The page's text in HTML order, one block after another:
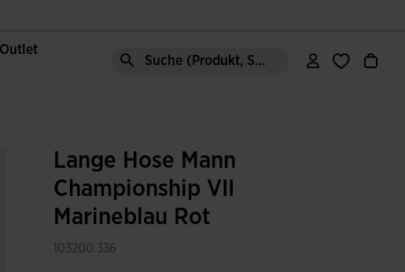
Outlet
Suche (Produkt, Stil, Bereich, etc.)
Lange Hose Mann
Championship VII
Marineblau Rot
103200.336